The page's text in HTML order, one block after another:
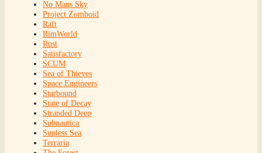
No Mans Sky
Project Zomboid
Raft
RimWorld
Rust
Satisfactory
SCUM
Sea of Thieves
Space Engineers
Starbound
State of Decay
Stranded Deep
Subnautica
Sunless Sea
Terraria